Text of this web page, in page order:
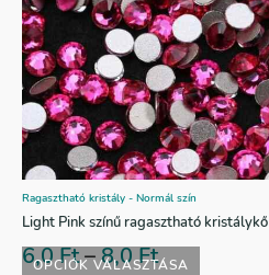
OPCIÓK VÁLASZTÁSA
Ragasztható kristály - Normál szín
Light Pink színű ragasztható kristálykő
6,0Ft–8,0Ft